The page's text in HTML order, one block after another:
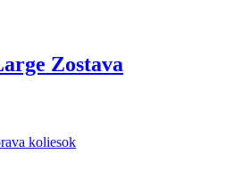
Zostava